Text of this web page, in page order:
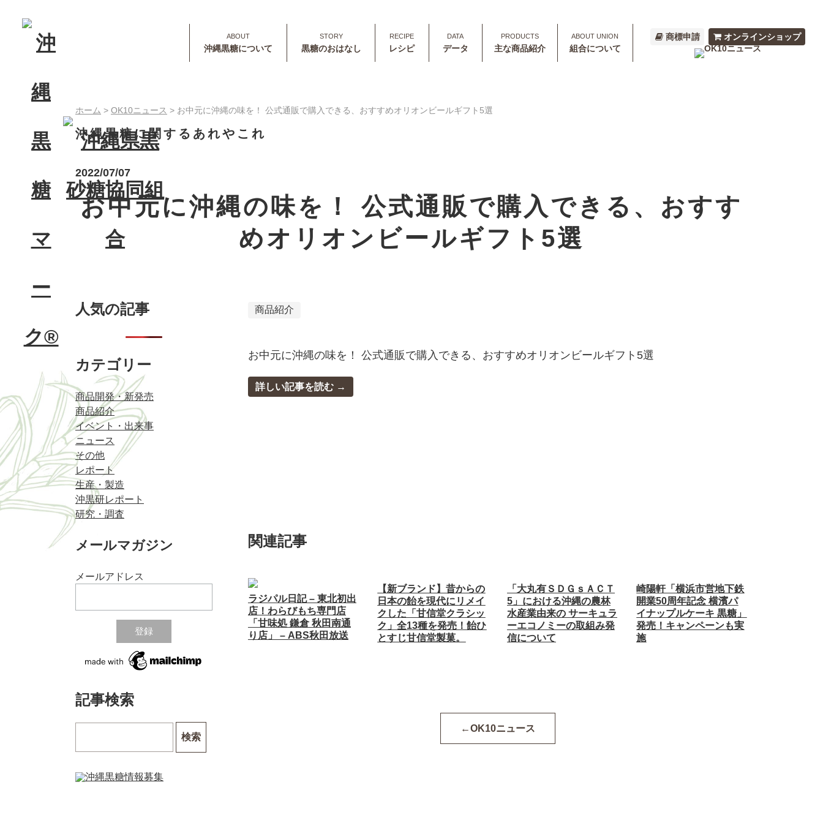
沖縄黒糖について 黒糖のおはなし レシピ データ 主な商品紹介 組合について
商標申請 オンラインショップ
ホーム > OK10ニュース > お中元に沖縄の味を！ 公式通販で購入できる、おすすめオリオンビールギフト5選
沖縄黒糖に関するあれやこれ
2022/07/07
お中元に沖縄の味を！ 公式通販で購入できる、おすす
めオリオンビールギフト5選
商品紹介
お中元に沖縄の味を！ 公式通販で購入できる、おすすめオリオンビールギフト5選
詳しい記事を読む
関連記事
ラジパル日記 – 東北初出
店！わらびもち専門店
「甘味処 鎌倉 秋田南通
り店」 – ABS秋田放送
【新ブランド】昔からの
日本の飴を現代にリメイ
クした「甘信堂クラシッ
ク」全13種を発売！飴ひ
とすじ甘信堂製菓。
「大丸有ＳＤＧｓＡＣＴ
5」における沖縄の農林
水産業由来の サーキュラ
ーエコノミーの取組み発
信について
崎陽軒「横浜市営地下鉄
開業50周年記念 横濱パ
イナップルケーキ 黒糖」
発売！キャンペーンも実
施
OK10ニュース
人気の記事
カテゴリー
商品開発・新発売
商品紹介
イベント・出来事
ニュース
その他
レポート
生産・製造
沖黒研レポート
研究・調査
メールマガジン
メールアドレス
記事検索
検索